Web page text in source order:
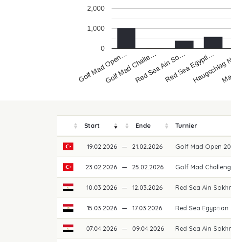
Golf Mad Open…
Golf Mad Challe…Red Sea Ain So…Red Sea Egypti…
0
1,000
2,000
Start Ende Turnier
19.02.2026 — 21.02.2026 Golf Mad Open
23.02.2026 — 25.02.2026 Golf Mad
10.03.2026 — 12.03.2026 Red Sea Ain
15.03.2026 — 17.03.2026 Red Sea
07.04.2026 — 09.04.2026 Red Sea Ain